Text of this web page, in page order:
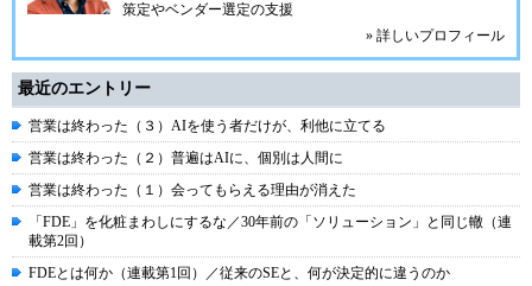
策定やベンダー選定の支援
» 詳しいプロフィール
最近のエントリー
営業は終わった（３）AIを使う者だけが、利他に立てる
営業は終わった（２）普遍はAIに、個別は人間に
営業は終わった（１）会ってもらえる理由が消えた
「FDE」を化粧まわしにするな／30年前の「ソリューション」と同じ轍（連
載第2回）
FDEとは何か（連載第1回）／従来のSEと、何が決定的に違うのか